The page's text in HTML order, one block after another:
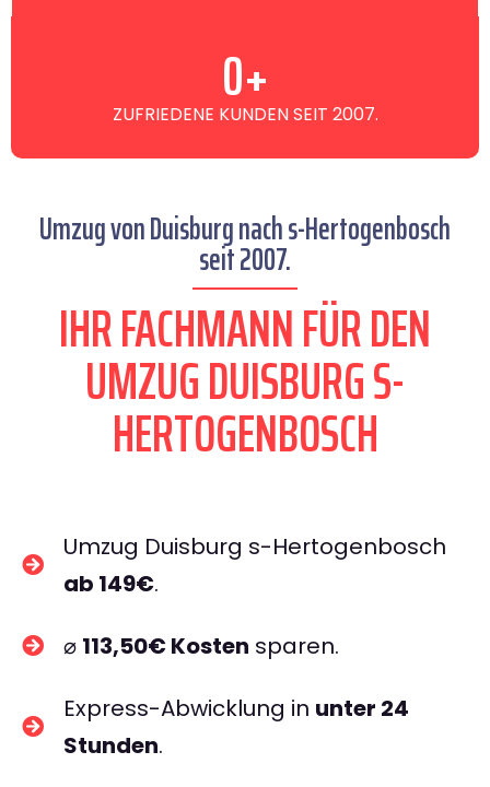
ZUFRIEDENE KUNDEN SEIT 2007.
0+
Umzug von Duisburg nach s-Hertogenbosch
seit 2007.
IHR FACHMANN FÜR DEN
UMZUG DUISBURG S-
HERTOGENBOSCH
Umzug Duisburg s-Hertogenbosch
ab 149€.
⌀ 113,50€ Kosten sparen.
Express-Abwicklung in unter 24
Stunden.